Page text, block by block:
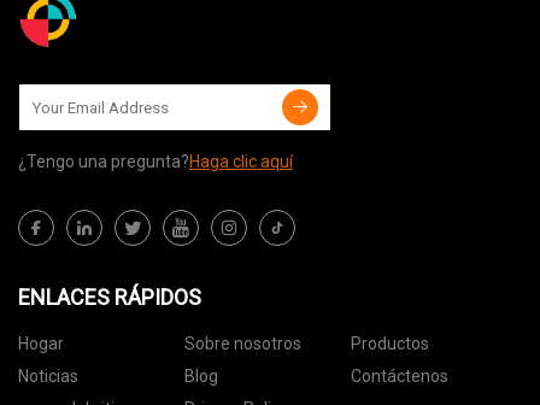
¿Tengo una pregunta?Haga clic aquí
ENLACES RÁPIDOS
Hogar Sobre nosotros
Productos
Noticias
Blog
Contáctenos